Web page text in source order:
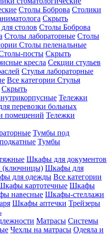
Столы Боброва Столики
Скрыть
столов Столы Боброва
Столы лабораторные Столы
Столы пеленальные
посты Скрыть
кресла Секции стульев
Стулья лабораторные
Все категории Стулья
Скрыть
Тележки
перевозки больных
помещений Тележки
Тумбы под
Тумбы
Шкафы для документов
(ключницы) Шкафы для
для одежды Все категории
картотечные Шкафы
навесные Шкафы-стеллажи
Шкафы аптечки Трейзеры
Матрасы Системы
Чехлы на матрасы Одеяла и